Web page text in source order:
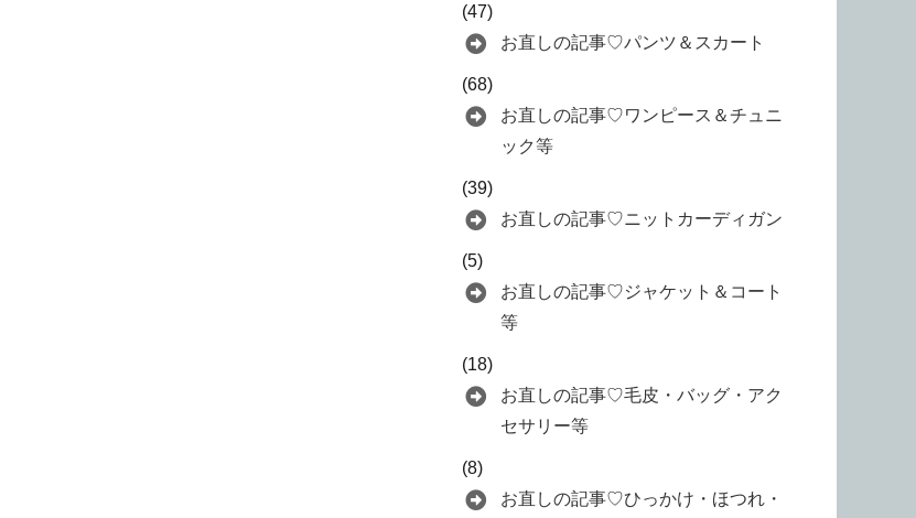
(47)
お直しの記事♡パンツ＆スカート
(68)
お直しの記事♡ワンピース＆チュニ
ック等
(39)
お直しの記事♡ニットカーディガン
(5)
お直しの記事♡ジャケット＆コート
等
(18)
お直しの記事♡毛皮・バッグ・アク
セサリー等
(8)
お直しの記事♡ひっかけ・ほつれ・